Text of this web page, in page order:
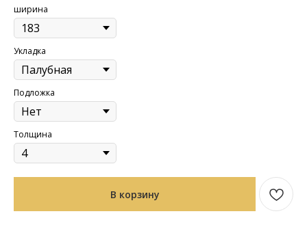
ширина
Укладка
Подложка
Толщина
В корзину